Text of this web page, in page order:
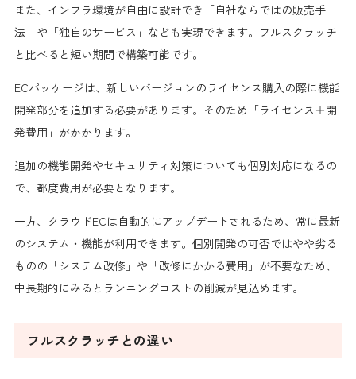
また、インフラ環境が自由に設計でき「自社ならではの販売手
法」や「独自のサービス」なども実現できます。フルスクラッチ
と比べると短い期間で構築可能です。
ECパッケージは、新しいバージョンのライセンス購入の際に機能
開発部分を追加する必要があります。そのため「ライセンス＋開
発費用」がかかります。
追加の機能開発やセキュリティ対策についても個別対応になるの
で、都度費用が必要となります。
一方、クラウドECは自動的にアップデートされるため、常に最新
のシステム・機能が利用できます。個別開発の可否ではやや劣る
ものの「システム改修」や「改修にかかる費用」が不要なため、
中長期的にみるとランニングコストの削減が見込めます。
フルスクラッチとの違い